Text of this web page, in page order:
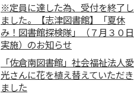
※定員に達した為、受付を終了し
ました。【志津図書館】「夏休
み！図書館探検隊」（７月３０日
実施）のお知らせ
「佐倉南図書館」社会福祉法人愛
光さんに花を植え替えていただき
ました